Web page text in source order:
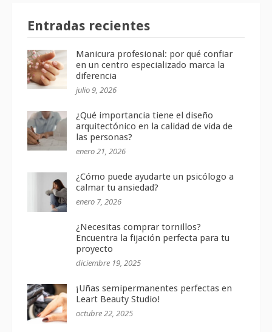
Entradas recientes
Manicura profesional: por qué confiar
en un centro especializado marca la
diferencia
julio 9, 2026
¿Qué importancia tiene el diseño
arquitectónico en la calidad de vida de
las personas?
enero 21, 2026
¿Cómo puede ayudarte un psicólogo a
calmar tu ansiedad?
enero 7, 2026
¿Necesitas comprar tornillos?
Encuentra la fijación perfecta para tu
proyecto
diciembre 19, 2025
¡Uñas semipermanentes perfectas en
Leart Beauty Studio!
octubre 22, 2025